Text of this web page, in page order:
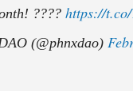
???? https://
(@phnxdao)